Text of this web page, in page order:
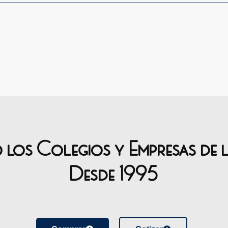
los Colegios y Empresas de
Desde 1995